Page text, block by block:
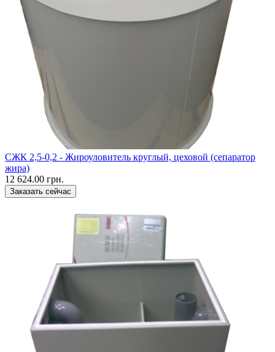
CЖК 2,5-0,2 - Жироуловитель круглый, цеховой (сепаратор
жира)
12 624.00 грн.
Заказать сейчас